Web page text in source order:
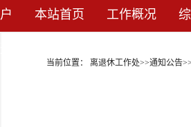
本站首页 工作概况
当前位置： 离退休工作处>>通知公告>>